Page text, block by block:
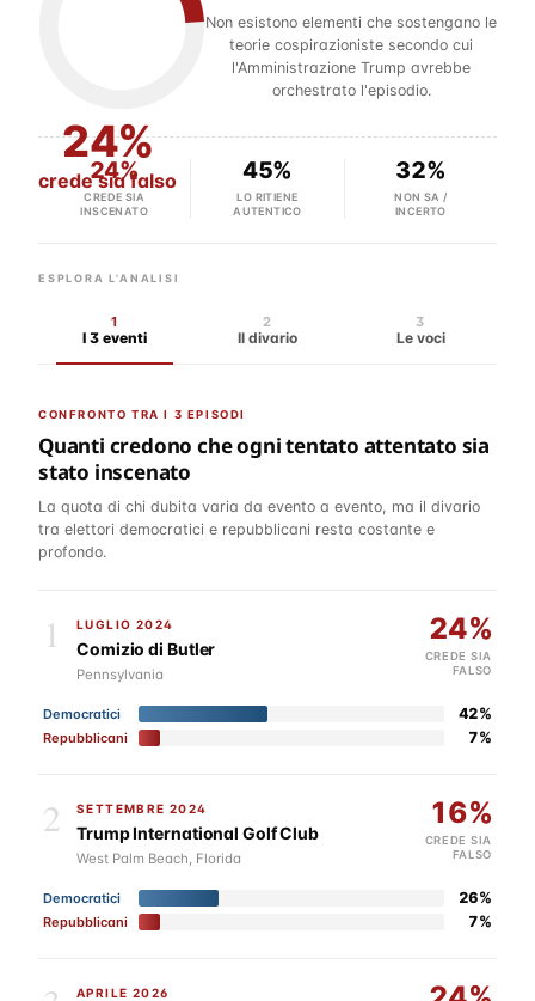
24%
crede sia falso
Non esistono elementi che sostengano le
teorie cospirazioniste secondo cui
l'Amministrazione Trump avrebbe
orchestrato l'episodio.
24%
CREDE SIA
INSCENATO
45%
LO RITIENE
AUTENTICO
32%
NON SA /
INCERTO
ESPLORA L'ANALISI
1
I 3 eventi
2
Il divario
3
Le voci
CONFRONTO TRA I 3 EPISODI
Quanti credono che ogni tentato attentato sia
stato inscenato
La quota di chi dubita varia da evento a evento, ma il divario
tra elettori democratici e repubblicani resta costante e
profondo.
1 LUGLIO 2024
Comizio di Butler
Pennsylvania
24%
CREDE SIA
FALSO
Democratici 42%
Repubblicani 7%
2 SETTEMBRE 2024
Trump International Golf Club
West Palm Beach, Florida
16%
CREDE SIA
FALSO
Democratici 26%
Repubblicani 7%
APRILE 2026